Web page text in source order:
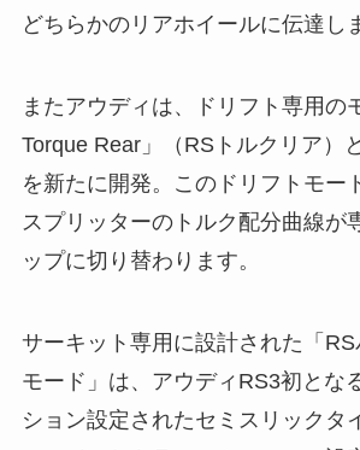
どちらかのリアホイールに伝達し
またアウディは、ドリフト専用の
Torque Rear」（RSトルクリア）
を新たに開発。このドリフトモー
スプリッターのトルク配分曲線が
ップに切り替わります。
サーキット専用に設計された「
モード」は、アウディRS3初とな
ション設定されたセミスリックタ